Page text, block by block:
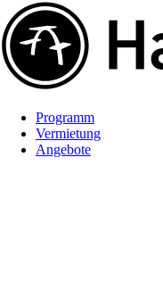
Programm
Vermietung
Angebote